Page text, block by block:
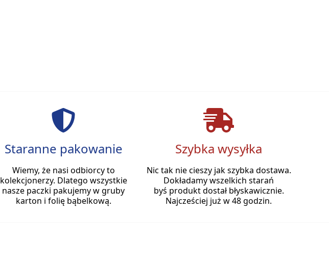
Staranne pakowanie
Wiemy, że nasi odbiorcy to
kolekcjonerzy. Dlatego wszystkie
nasze paczki pakujemy w gruby
karton i folię bąbelkową.
Szybka wysyłka
Nic tak nie cieszy jak szybka dostawa.
Dokładamy wszelkich starań
byś produkt dostał błyskawicznie.
Najcześciej już w 48 godzin.